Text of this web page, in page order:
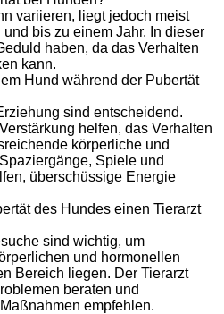
variieren, liegt jedoch meist
bis zu einem Jahr. In dieser
haben, da das Verhalten
kann.
Hund während der Pubertät
sind entscheidend.
helfen, das Verhalten
körperliche und
Spiele und
überschüssige Energie
des Hundes einen Tierarzt
sind wichtig, um
und hormonellen
Bereich liegen. Der Tierarzt
beraten und
empfehlen.